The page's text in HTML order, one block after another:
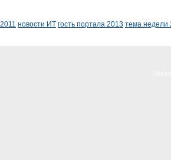
новости ИТ гость портала 2013 тема недели